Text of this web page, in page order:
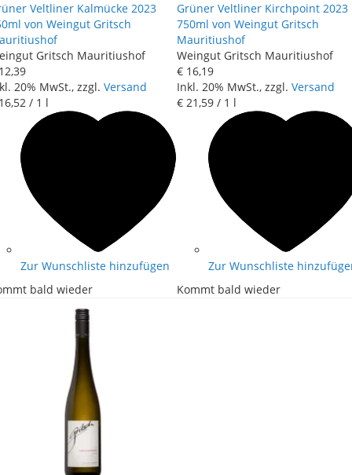
Veltliner Kalmücke 2023
von Weingut Gritsch
Gritsch Mauritiushof
,39
20% MwSt., zzgl. Versand
,52 / 1 l
Zur Wunschliste hinzufügen
bald wieder
Grüner Veltliner Kirchpoint 2023
750ml von Weingut Gritsch
Mauritiushof
Weingut Gritsch Mauritiushof
€ 16,19
Inkl. 20% MwSt., zzgl. Versand
€ 21,59 / 1 l
Zur Wunschliste
Kommt bald wieder